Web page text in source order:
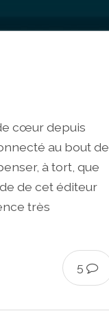
cœur depuis
au bout de
à tort, que
de cet éditeur
très
5